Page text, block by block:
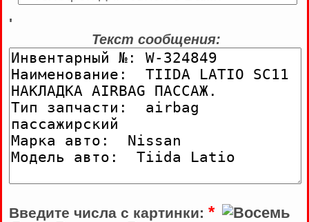
'
Текст сообщения:
Введите числа с картинки: *